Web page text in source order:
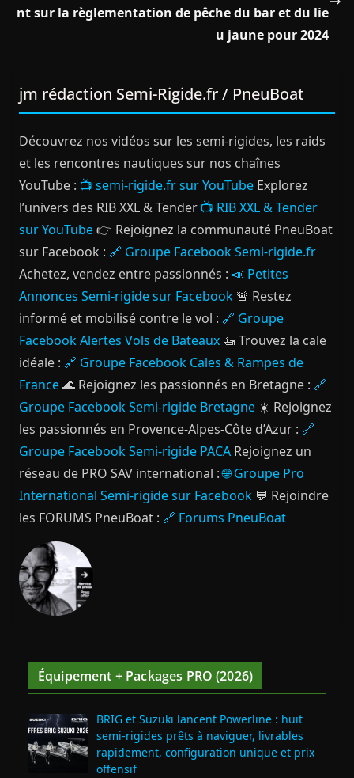
nt sur la règlementation de pêche du bar et du lie
u jaune pour 2024
jm rédaction Semi-Rigide.fr / PneuBoat
Découvrez nos vidéos sur les semi-rigides, les raids
et les rencontres nautiques sur nos chaînes
YouTube : 📺 semi-rigide.fr sur YouTube Explorez
l’univers des RIB XXL & Tender 📺 RIB XXL & Tender
sur YouTube👉 Rejoignez la communauté PneuBoat
sur Facebook : 🔗 Groupe Facebook Semi-rigide.fr
Achetez, vendez entre passionnés : 📣 Petites
Annonces Semi-rigide sur Facebook 🚨 Restez
informé et mobilisé contre le vol : 🔗 Groupe
Facebook Alertes Vols de Bateaux 🚤 Trouvez la cale
idéale : 🔗 Groupe Facebook Cales & Rampes de
France🌊 Rejoignez les passionnés en Bretagne : 🔗
Groupe Facebook Semi-rigide Bretagne ☀️ Rejoignez
les passionnés en Provence-Alpes-Côte d’Azur : 🔗
Groupe Facebook Semi-rigide PACA Rejoignez un
réseau de PRO SAV international :🌐 Groupe Pro
International Semi-rigide sur Facebook 💬 Rejoindre
les FORUMS PneuBoat : 🔗 Forums PneuBoat
Équipement + Packages PRO (2026)
BRIG et Suzuki lancent Powerline : huit
semi‑rigides prêts à naviguer, livrables
rapidement, configuration unique et prix
offensif